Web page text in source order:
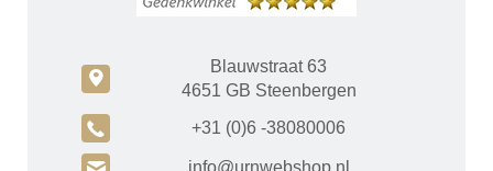
c
Blauwstraat 63
4651 GB Steenbergen
A +31 (0)6 -38080006
info@urnwebshop.nl